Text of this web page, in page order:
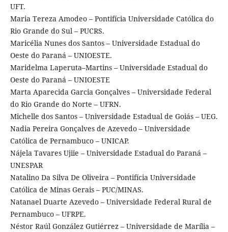
UFT.
Maria Tereza Amodeo – Pontifícia Universidade Católica do
Rio Grande do Sul – PUCRS.
Maricélia Nunes dos Santos – Universidade Estadual do
Oeste do Paraná – UNIOESTE.
Maridelma Laperuta–Martins – Universidade Estadual do
Oeste do Paraná – UNIOESTE
Marta Aparecida Garcia Gonçalves – Universidade Federal
do Rio Grande do Norte – UFRN.
Michelle dos Santos – Universidade Estadual de Goiás – UEG.
Nadia Pereira Gonçalves de Azevedo – Universidade
Católica de Pernambuco – UNICAP.
Nájela Tavares Ujiie – Universidade Estadual do Paraná –
UNESPAR
Natalino Da Silva De Oliveira – Pontifícia Universidade
Católica de Minas Gerais – PUC/MINAS.
Natanael Duarte Azevedo – Universidade Federal Rural de
Pernambuco – UFRPE.
Néstor Raúl González Gutiérrez – Universidade de Marília –